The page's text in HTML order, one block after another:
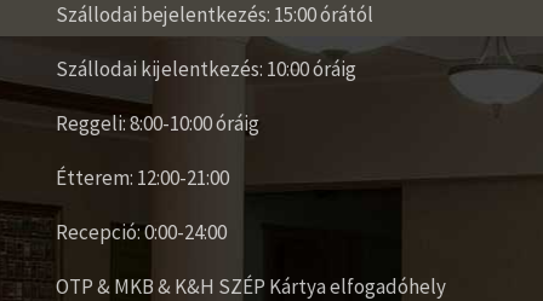
Szállodai bejelentkezés: 15:00 órától
Szállodai kijelentkezés: 10:00 óráig
Reggeli: 8:00-10:00 óráig
Étterem: 12:00-21:00
Recepció: 0:00-24:00
OTP & MKB & K&H SZÉP Kártya elfogadóhely